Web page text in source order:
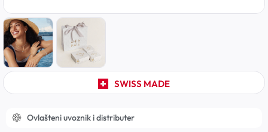
SWISS MADE
Ovlašteni uvoznik i distributer